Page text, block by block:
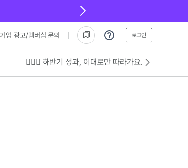
기업 광고/멤버십 문의 로그인
💁🏻‍♂️ 하반기 성과, 이대로만 따라가요.